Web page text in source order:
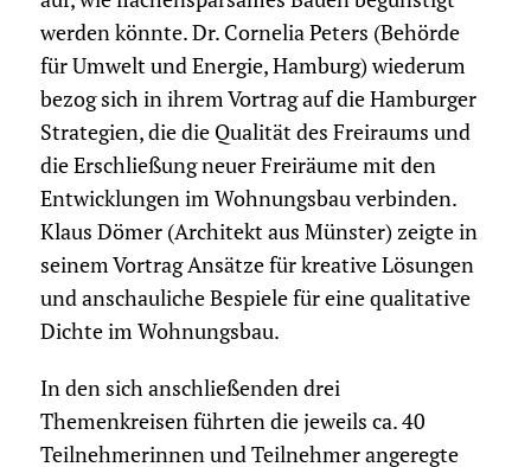
werden könnte. Dr. Cornelia Peters (Behörde
für Umwelt und Energie, Hamburg) wiederum
bezog sich in ihrem Vortrag auf die Hamburger
Strategien, die die Qualität des Freiraums und
die Erschließung neuer Freiräume mit den
Entwicklungen im Wohnungsbau verbinden.
Klaus Dömer (Architekt aus Münster) zeigte in
seinem Vortrag Ansätze für kreative Lösungen
und anschauliche Bespiele für eine qualitative
Dichte im Wohnungsbau.
In den sich anschließenden drei
Themenkreisen führten die jeweils ca. 40
Teilnehmerinnen und Teilnehmer angeregte